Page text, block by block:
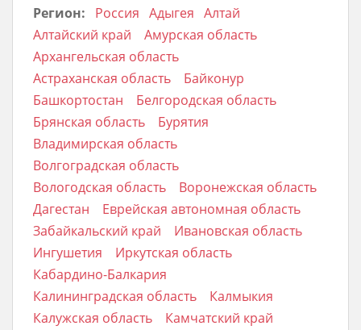
Регион: Россия Адыгея Алтай
Алтайский край
Амурская область
Архангельская область
Астраханская область
Байконур
Башкортостан
Белгородская область
Брянская область
Бурятия
Владимирская область
Волгоградская область
Вологодская область
Воронежская область
Дагестан
Еврейская автономная область
Забайкальский край
Ивановская область
Ингушетия
Иркутская область
Кабардино-Балкария
Калининградская область
Калмыкия
Калужская область
Камчатский край